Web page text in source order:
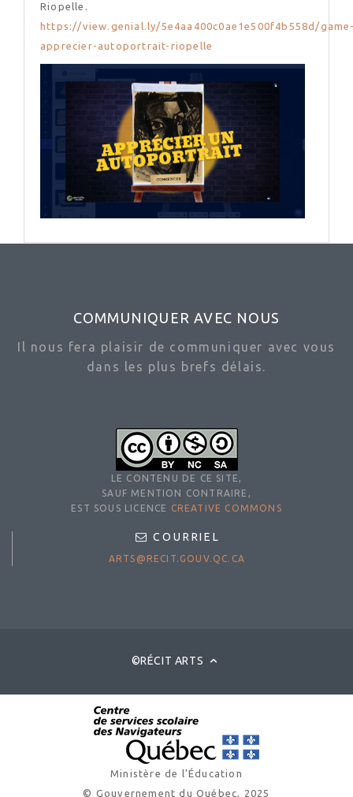
Riopelle.
https://view.genial.ly/5e4aa400c0ae1e500f4b558d/
apprecier-autoportrait-riopelle
COMMUNIQUER AVEC NOUS
Il nous fera plaisir de communiquer avec vous
dans les plus brefs délais.
LE CONTENU DE CE SITE,
SAUF MENTION CONTRAIRE,
EST SOUS LICENCE
CREATIVE COMMONS
COURRIEL
ARTS@RECIT.GOUV.QC.CA
©RÉCIT ARTS
Ministère de l'Éducation
© Gouvernement du Québec, 2025